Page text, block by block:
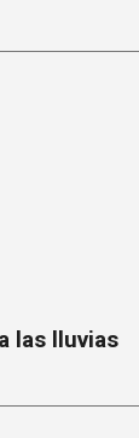
las lluvias